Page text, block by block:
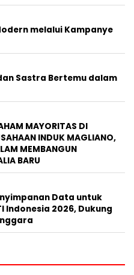
melalui Kampanye
Sastra Bertemu dalam
MAYORITAS DI
INDUK MAGLIANO,
MEMBANGUN
BARU
Data untuk
Indonesia 2026, Dukung